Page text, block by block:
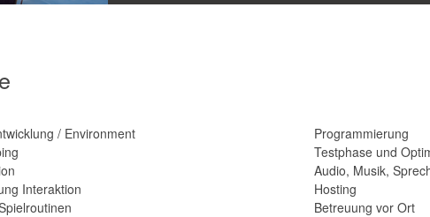
Einige Anwendungsgebiete:
Virtuelle Rundgänge und Besichtigungen
Virtual Reality (VR)-Spiele (Entertainment,
Augmented Reality (AR)-Lösungen (für
/ Environment
Interaktion
Programmierung
Testphase und
Audio, Musik,
Hosting
Betreuung vor Ort